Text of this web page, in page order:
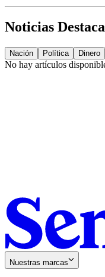
Noticias
Nación Política Dinero
No hay artículos
Nuestras marcas